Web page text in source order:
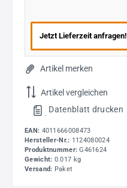
Jetzt Lieferzeit anfragen!
Artikel merken
Artikel vergleichen
. Datenblatt drucken
EAN: 4011666008473
Hersteller-Nr.: 1124080024
Produktnummer: G461624
Gewicht: 0.017 kg
Versand: Paket